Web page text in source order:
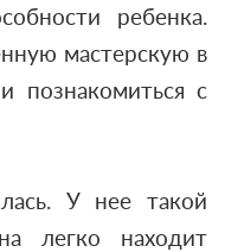
ребенка.
мастерскую в
познакомиться с
У нее такой
легко находит